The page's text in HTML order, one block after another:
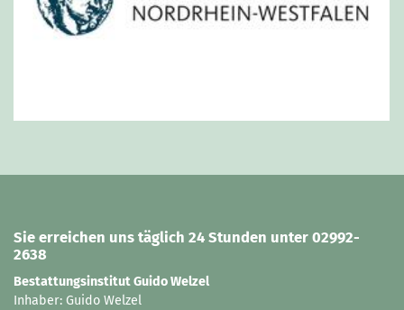
Sie erreichen uns täglich 24 Stunden unter 02992-
2638
Bestattungsinstitut Guido Welzel
Inhaber: Guido Welzel